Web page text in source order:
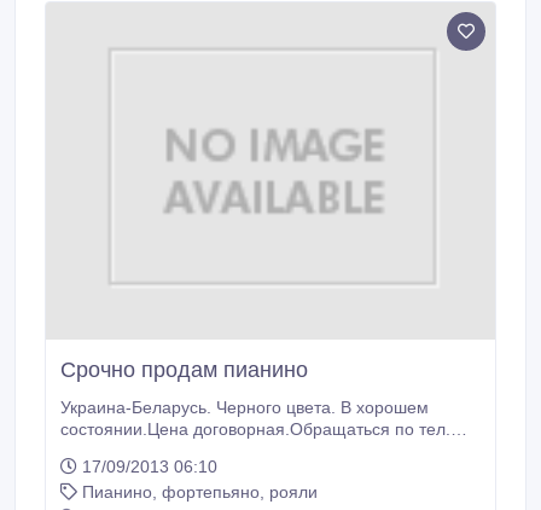
Срочно продам пианино
Украина-Беларусь. Черного цвета. В хорошем
состоянии.Цена договорная.Обращаться по тел.
17/09/2013 06:10
Пианино, фортепьяно, рояли